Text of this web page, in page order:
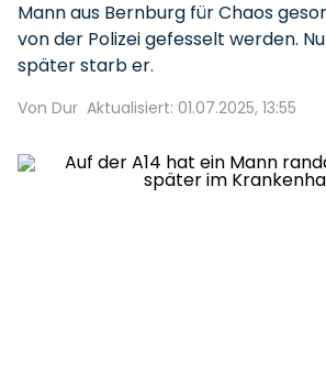
Mann aus Bernburg für Chaos
von der Polizei gefesselt werden.
später starb er.
Von Dur Aktualisiert: 01.07.2025, 13:55